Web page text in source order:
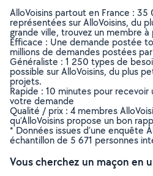
AlloVoisins partout en France :
représentées sur AlloVoisins, du
grande ville, trouvez un membre
Efficace : Une demande postée
millions de demandes postées
Généraliste : 1 250 types de
possible sur AlloVoisins, du plus
projets.
Rapide : 10 minutes pour
votre demande
Qualité / prix : 4 membres
qu’AlloVoisins propose un bon
* Données issues d’une enquête
échantillon de 5 671 personnes
Vous cherchez un maçon en